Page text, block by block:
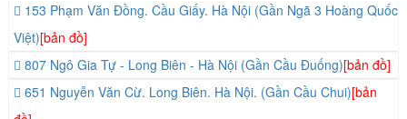
153 Phạm Văn Đồng. Cầu Giấy. Hà Nội (Gần Ngã 3 Hoàng Quốc
Việt)[bản đồ]
807 Ngô Gia Tự - Long Biên - Hà Nội (Gần Cầu Đuống)[bản đồ]
651 Nguyễn Văn Cừ. Long Biên. Hà Nội. (Gần Cầu Chui)[bản